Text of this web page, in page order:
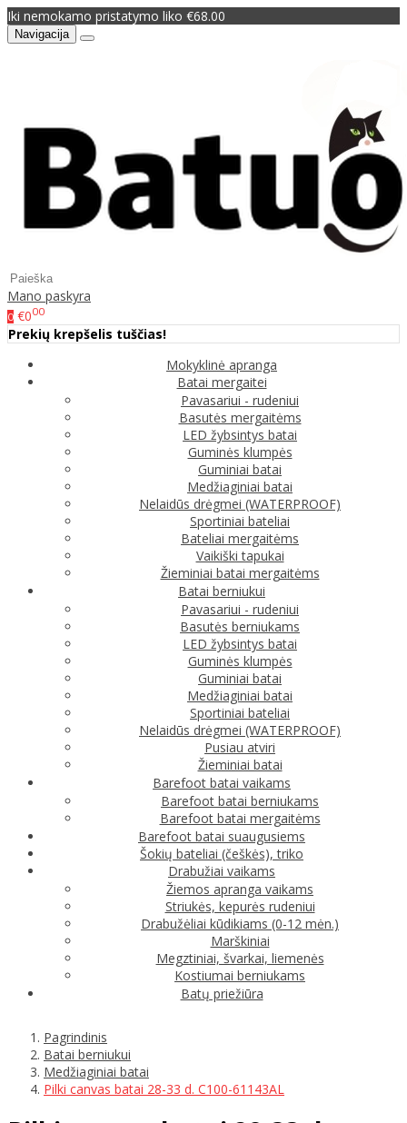
Iki nemokamo pristatymo liko €68.00
Navigacija
Mano paskyra
0 €000
Prekių krepšelis tuščias!
Mokyklinė apranga
Batai mergaitei
Pavasariui - rudeniui
Basutės mergaitėms
LED žybsintys batai
Guminės klumpės
Guminiai batai
Medžiaginiai batai
Nelaidūs drėgmei (WATERPROOF)
Sportiniai bateliai
Bateliai mergaitėms
Vaikiški tapukai
Žieminiai batai mergaitėms
Batai berniukui
Pavasariui - rudeniui
Basutės berniukams
LED žybsintys batai
Guminės klumpės
Guminiai batai
Medžiaginiai batai
Sportiniai bateliai
Nelaidūs drėgmei (WATERPROOF)
Pusiau atviri
Žieminiai batai
Barefoot batai vaikams
Barefoot batai berniukams
Barefoot batai mergaitėms
Barefoot batai suaugusiems
Šokių bateliai (češkės), triko
Drabužiai vaikams
Žiemos apranga vaikams
Striukės, kepurės rudeniui
Drabužėliai kūdikiams (0-12 mėn.)
Marškiniai
Megztiniai, švarkai, liemenės
Kostiumai berniukams
Batų priežiūra
Pagrindinis
Batai berniukui
Medžiaginiai batai
Pilki canvas batai 28-33 d. C100-61143AL